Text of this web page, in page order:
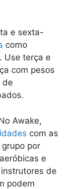
e sexta-
como
. Use terça e
com pesos
de
Awake,
com as
por
e
de
podem